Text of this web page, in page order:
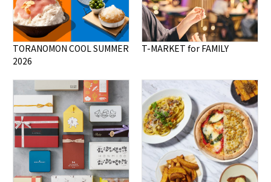
TORANOMON COOL SUMMER
2026
T-MARKET for FAMILY